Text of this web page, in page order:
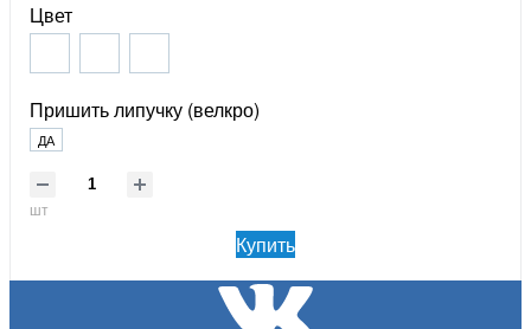
Цвет
Пришить липучку (велкро)
ДА
шт
Купить